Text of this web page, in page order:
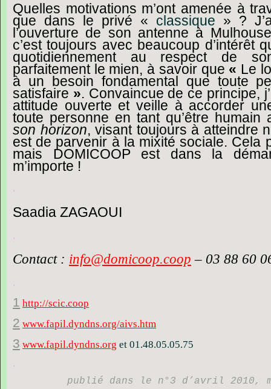
Quelles motivations m’ont amenée à
que dans le privé « classique » ? J’
’ouverture de son antenne à Mulhouse
c’est toujours avec beaucoup d’intérêt
quotidiennement au respect de
parfaitement le mien, à savoir que « Le
à un besoin fondamental que toute
satisfaire ». Convaincue de ce principe, j’
attitude ouverte et veille à accorder
toute personne en tant qu’être humain
son horizon, visant toujours à atteindre
est de parvenir à la mixité sociale. Cela
mais DOMICOOP est dans la
m’importe !
.
Saadia ZAGAOUI
.
Contact : info@domicoop.coop – 03 88 60
.
1 http://scic.coop
2 www.fapil.dyndns.org/aivs.htm
3 www.fapil.dyndns.org et 01.48.05.05.75
.
publié dans le n°3 d’avril 2010,